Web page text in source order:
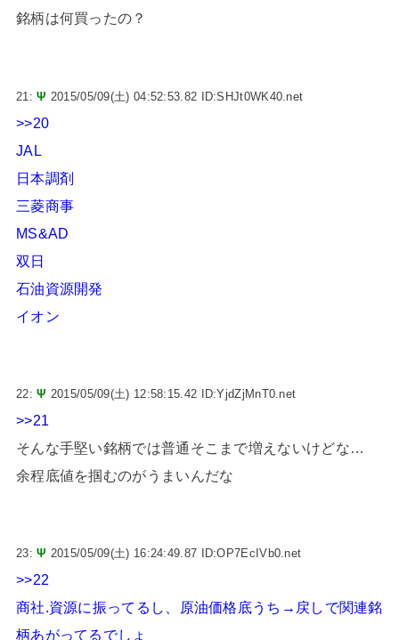
銘柄は何買ったの？
21:Ψ 2015/05/09(土) 04:52:53.82 ID:SHJt0WK40.net
>>20
JAL
日本調剤
三菱商事
MS&AD
双日
石油資源開発
イオン
22:Ψ 2015/05/09(土) 12:58:15.42 ID:YjdZjMnT0.net
>>21
そんな手堅い銘柄では普通そこまで増えないけどな…
余程底値を掴むのがうまいんだな
23:Ψ 2015/05/09(土) 16:24:49.87 ID:OP7EcIVb0.net
>>22
商社.資源に振ってるし、原油価格底うち→戻しで関連銘
柄あがってるでしょ